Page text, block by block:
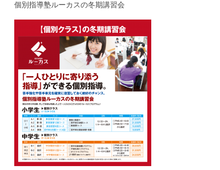
個別指導塾ルーカスの冬期講習会